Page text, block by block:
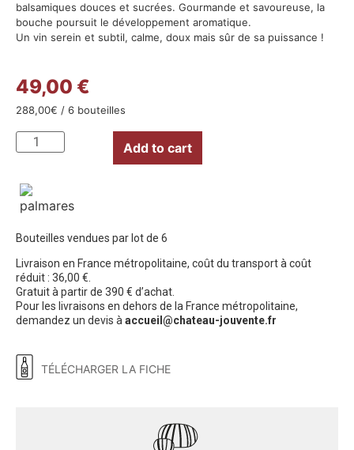
balsamiques douces et sucrées. Gourmande et savoureuse, la
bouche poursuit le développement aromatique.
Un vin serein et subtil, calme, doux mais sûr de sa puissance !
49,00 €
288,00€ / 6 bouteilles
Add to cart
Bouteilles vendues par lot de 6
Livraison en France métropolitaine, coût du transport à coût
réduit : 36,00 €.
Gratuit à partir de 390 € d’achat.
Pour les livraisons en dehors de la France métropolitaine,
demandez un devis à accueil@chateau-jouvente.fr
TÉLÉCHARGER LA FICHE